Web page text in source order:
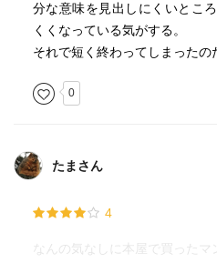
分な意味を見出しにくいとこ
くくなっている気がする。
それで短く終わってしまったの
0
たまさん
4
なんの気なしに本屋で買ったマ